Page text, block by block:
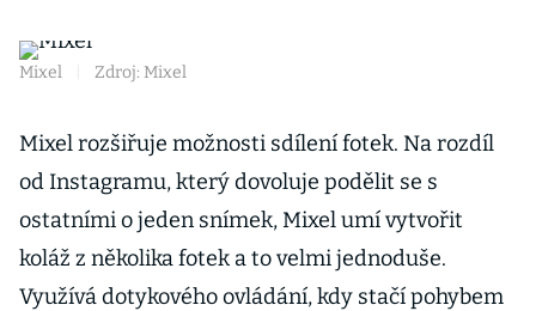
Mixel Zdroj: Mixel
Mixel rozšiřuje možnosti sdílení fotek. Na rozdíl
od Instagramu, který dovoluje podělit se s
ostatními o jeden snímek, Mixel umí vytvořit
koláž z několika fotek a to velmi jednoduše.
Využívá dotykového ovládání, kdy stačí pohybem